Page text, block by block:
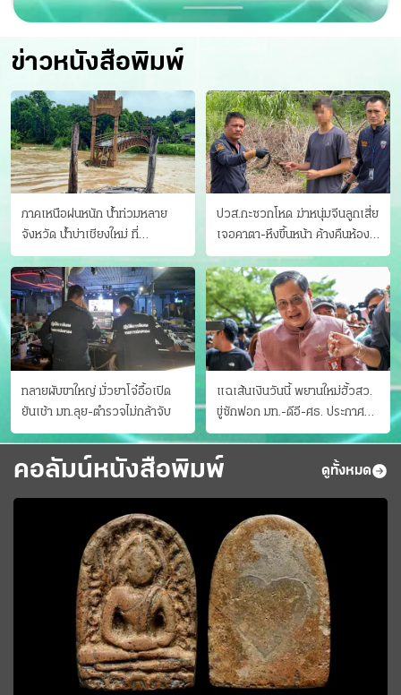
ข่าวหนังสือพิมพ์
ภาคเหนือฝนหนัก น้ำท่วมหลาย
จังหวัด นํ้าบ่าเชียงใหม่ ที่
แม่ฮ่องสอน ซัดสะพานขาด
ปวส.กะซวกโหด ฆ่าหนุ่มจีนลูกเสี่ย
เจอคาตา-หึงขึ้นหน้า ค้างคืนห้อง
แฟนสาว
ทลายผับขาใหญ่ มั่วยาโจ๋อื้อเปิด
ยันเช้า มท.ลุย-ตำรวจไม่กล้าจับ
แฉเส้นเงินวันนี้ พยานใหม่ฮั้วสว.
ขู่ซักฟอก มท.-ดีอี-ศธ. ประกาศ
บัญชีท้องถิ่น
คอลัมน์หนังสือพิมพ์ ดูทั้งหมด